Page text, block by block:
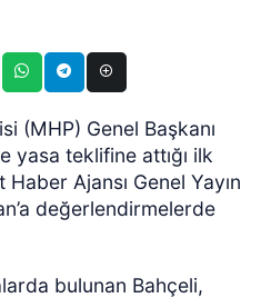
(MHP) Genel Başkanı
yasa teklifine attığı ilk
Haber Ajansı Genel Yayın
değerlendirmelerde
bulunan Bahçeli,